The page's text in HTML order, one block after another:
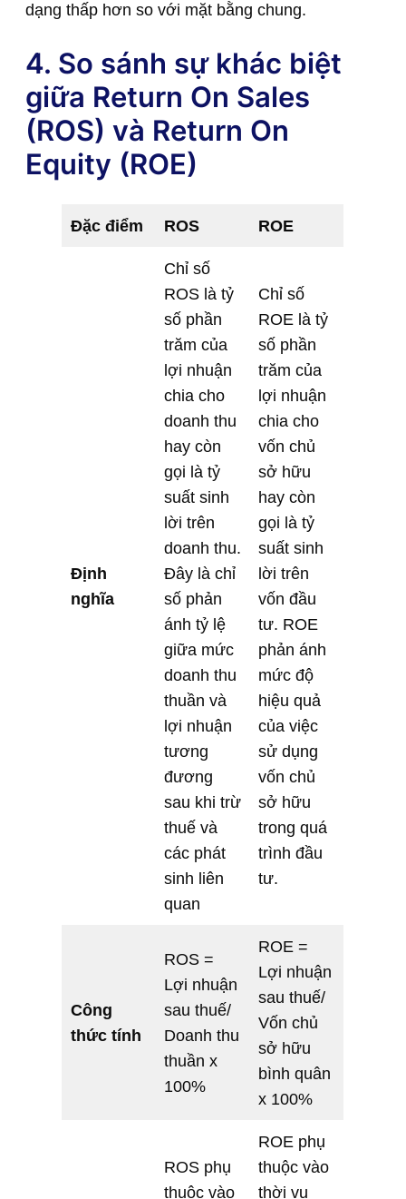
dạng thấp hơn so với mặt bằng chung.
4. So sánh sự khác biệt
giữa Return On Sales
(ROS) và Return On
Equity (ROE)
Đặc điểm ROS ROE
Định
nghĩa
Chỉ số
ROS là tỷ
số phần
trăm của
lợi nhuận
chia cho
doanh thu
hay còn
gọi là tỷ
suất sinh
lời trên
doanh thu.
Đây là chỉ
số phản
ánh tỷ lệ
giữa mức
doanh thu
thuần và
lợi nhuận
tương
đương
sau khi trừ
thuế và
các phát
sinh liên
quan
Chỉ số
ROE là tỷ
số phần
trăm của
lợi nhuận
chia cho
vốn chủ
sở hữu
hay còn
gọi là tỷ
suất sinh
lời trên
vốn đầu
tư. ROE
phản ánh
mức độ
hiệu quả
của việc
sử dụng
vốn chủ
sở hữu
trong quá
trình đầu
tư.
Công
thức tính
ROS =
Lợi nhuận
sau thuế/
Doanh thu
thuần x
100%
ROE =
Lợi nhuận
sau thuế/
Vốn chủ
sở hữu
bình quân
x 100%
ROS phụ
thuộc vào
ROE phụ
thuộc vào
thời vụ